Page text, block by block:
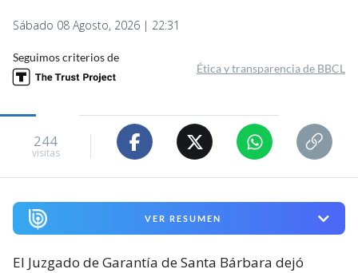
Sábado 08 Agosto, 2026 | 22:31
Seguimos criterios de
Ética y transparencia de BBCL
244
visitas
VER RESUMEN
El Juzgado de Garantía de Santa Bárbara dejó